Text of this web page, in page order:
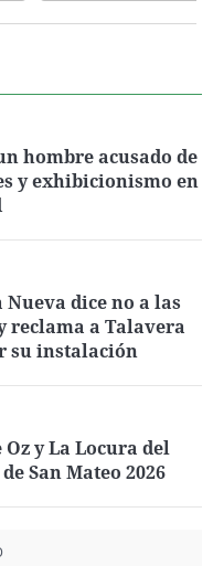
hombre acusado de
y exhibicionismo en
dice no a las
reclama a Talavera
su instalación
Oz y La Locura del
San Mateo 2026